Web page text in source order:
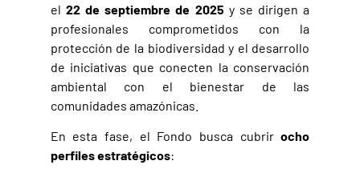
el 22 de septiembre de 2025 y se dirigen a
profesionales comprometidos con la
protección de la biodiversidad y el desarrollo
de iniciativas que conecten la conservación
ambiental con el bienestar de las
comunidades amazónicas.
En esta fase, el Fondo busca cubrirocho
perfiles estratégicos: